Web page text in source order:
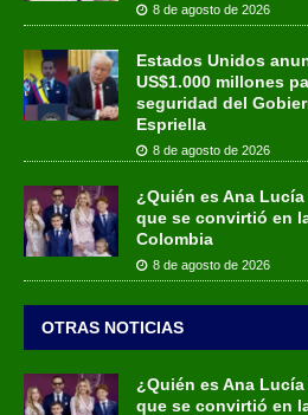
8 de agosto de 2026
Estados Unidos
US$1.000 millones
seguridad del
Espriella
8 de agosto de 2026
¿Quién es Ana
que se convirtió en
Colombia
8 de agosto de 2026
OTRAS NOTICIAS
¿Quién es Ana
que se convirtió en